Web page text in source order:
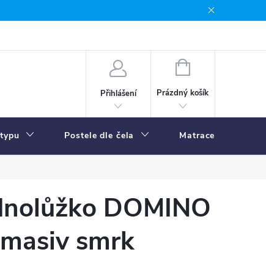
Přihlášení
NÁKUPNÍ
Prázdný košík
Postele dle čela Matrace
DOMINO
smrk